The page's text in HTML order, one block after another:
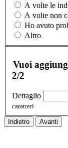
A volte le
A volte non
Ho avuto
Altro
Vuoi
2/2
Dettaglio
caratteri
Indietro Avanti